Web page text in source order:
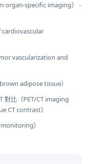
organ-specific imaging） -
cardiovascular
vascularization and
adipose tissue）
對比（PET/CT imaging
CT contrast）
）